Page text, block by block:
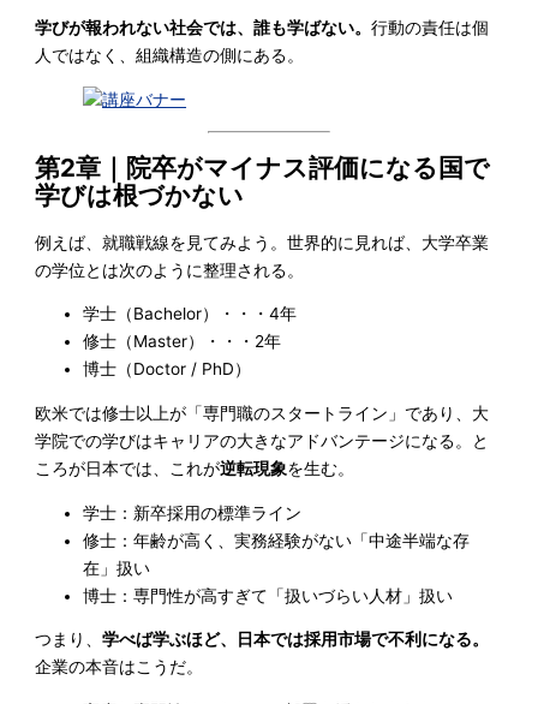
学びが報われない社会では、誰も学ばない。行動の責任は個
人ではなく、組織構造の側にある。
第2章｜院卒がマイナス評価になる国で
学びは根づかない
例えば、就職戦線を見てみよう。世界的に見れば、大学卒業
の学位とは次のように整理される。
学士（Bachelor）・・・4年
修士（Master）・・・2年
博士（Doctor / PhD）
欧米では修士以上が「専門職のスタートライン」であり、大
学院での学びはキャリアの大きなアドバンテージになる。と
ころが日本では、これが逆転現象を生む。
学士：新卒採用の標準ライン
修士：年齢が高く、実務経験がない「中途半端な存
在」扱い
博士：専門性が高すぎて「扱いづらい人材」扱い
つまり、学べば学ぶほど、日本では採用市場で不利になる。
企業の本音はこうだ。